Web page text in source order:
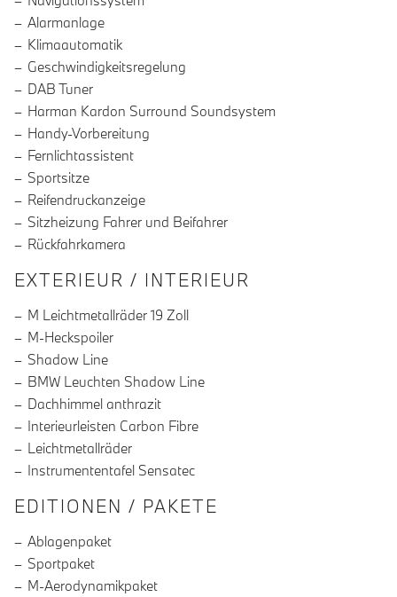
Alarmanlage
Klimaautomatik
Geschwindigkeitsregelung
DAB Tuner
Harman Kardon Surround Soundsystem
Handy-Vorbereitung
Fernlichtassistent
Sportsitze
Reifendruckanzeige
Sitzheizung Fahrer und Beifahrer
Rückfahrkamera
EXTERIEUR / INTERIEUR
M Leichtmetallräder 19 Zoll
M-Heckspoiler
Shadow Line
BMW Leuchten Shadow Line
Dachhimmel anthrazit
Interieurleisten Carbon Fibre
Leichtmetallräder
Instrumententafel Sensatec
EDITIONEN / PAKETE
Ablagenpaket
Sportpaket
M-Aerodynamikpaket